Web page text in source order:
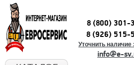
8 (800) 301-
8 (926) 515-
Уточнить наличие
info@e-